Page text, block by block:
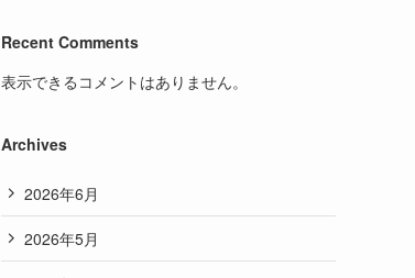
Recent Comments
表示できるコメントはありません。
Archives
2026年6月
2026年5月